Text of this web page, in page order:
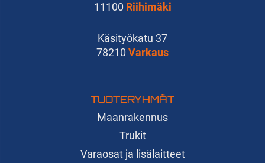
TUOTERYHMÄT
Maanrakennus
Trukit
Varaosat ja lisälaitteet
11100 Riihimäki
Käsityökatu 37
78210 Varkaus